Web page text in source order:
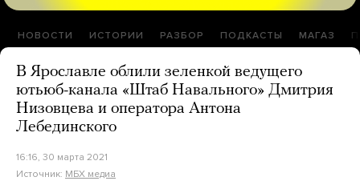
НОВОСТИ ИСТОРИИ РАЗБОР ПОДКАСТЫ МАГАЗ
В Ярославле облили зеленкой ведущего
ютьюб-канала «Штаб Навального» Дмитрия
Низовцева и оператора Антона
Лебединского
16:16, 30 марта 2021
Источник: МБХ медиа